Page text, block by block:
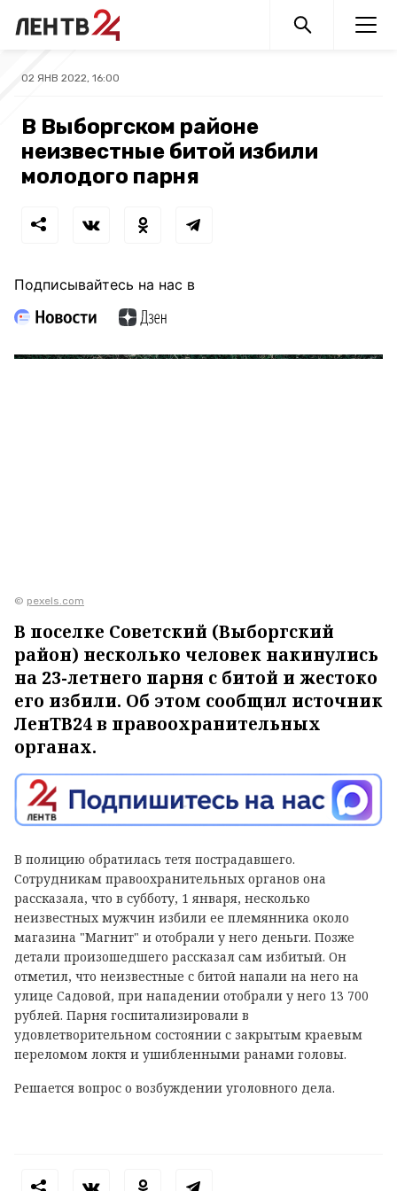
02 ЯНВ 2022, 16:00
В Выборгском районе
неизвестные битой избили
молодого парня
Подписывайтесь на нас в
© pexels.com
В поселке Советский (Выборгский
район) несколько человек накинулись
на 23-летнего парня с битой и жестоко
его избили. Об этом сообщил источник
ЛенТВ24 в правоохранительных
органах.
В полицию обратилась тетя пострадавшего.
Сотрудникам правоохранительных органов она
рассказала, что в субботу, 1 января, несколько
неизвестных мужчин избили ее племянника около
магазина "Магнит" и отобрали у него деньги. Позже
детали произошедшего рассказал сам избитый. Он
отметил, что неизвестные с битой напали на него на
улице Садовой, при нападении отобрали у него 13 700
рублей. Парня госпитализировали в
удовлетворительном состоянии с закрытым краевым
переломом локтя и ушибленными ранами головы.
Решается вопрос о возбуждении уголовного дела.